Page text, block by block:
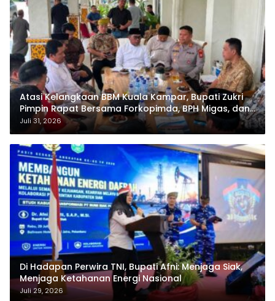
Atasi Kelangkaan BBM Kuala Kampar, Bupati Zukri
Pimpin Rapat Bersama Forkopimda, BPH Migas, dan
Pertamina
Juli 31, 2026
Di Hadapan Perwira TNI, Bupati Afni: Menjaga Siak,
Menjaga Ketahanan Energi Nasional
Juli 29, 2026